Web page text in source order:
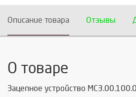
Описание товара Отзывы
О товаре
Зацепное устройство